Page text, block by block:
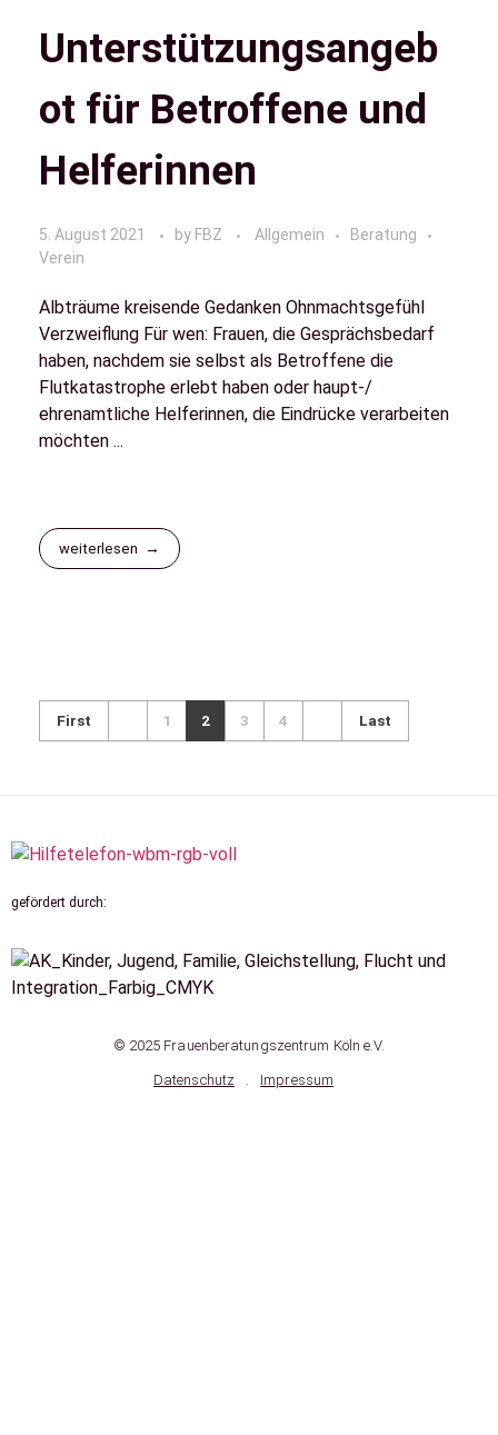
Unterstützungsangeb
ot für Betroffene und
Helferinnen
5. August 2021 by FBZ Allgemein
Beratung
Verein
Albträume kreisende Gedanken Ohnmachtsgefühl
Verzweiflung Für wen: Frauen, die Gesprächsbedarf
haben, nachdem sie selbst als Betroffene die
Flutkatastrophe erlebt haben oder haupt-/
ehrenamtliche Helferinnen, die Eindrücke verarbeiten
möchten ...
weiterlesen
First 1 2 3 4 Last
gefördert durch:
© 2025 Frauenberatungszentrum Köln e.V.
Datenschutz Impressum